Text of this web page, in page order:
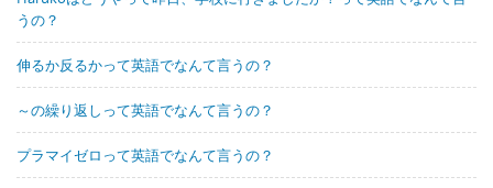
うの？
伸るか反るかって英語でなんて言うの？
～の繰り返しって英語でなんて言うの？
プラマイゼロって英語でなんて言うの？